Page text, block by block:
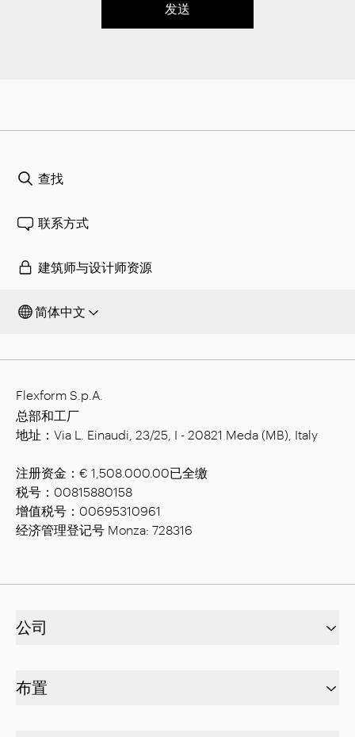
发送
查找
联系方式
建筑师与设计师资源
简体中文
Flexform S.p.A.
总部和工厂
地址：Via L. Einaudi, 23/25, I - 20821 Meda (MB), Italy
注册资金：€ 1,508.000.00已全缴
税号：00815880158
增值税号：00695310961
经济管理登记号 Monza: 728316
公司
布置